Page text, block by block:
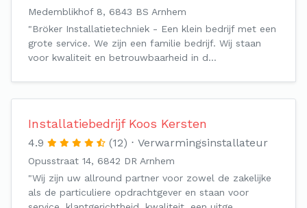
Medemblikhof 8, 6843 BS Arnhem
"Bröker Installatietechniek - Een klein bedrijf met een
grote service. We zijn een familie bedrijf. Wij staan
voor kwaliteit en betrouwbaarheid in d…
Installatiebedrijf Koos Kersten
4.9 (12) Verwarmingsinstallateur
Opusstraat 14, 6842 DR Arnhem
"Wij zijn uw allround partner voor zowel de zakelijke
als de particuliere opdrachtgever en staan voor